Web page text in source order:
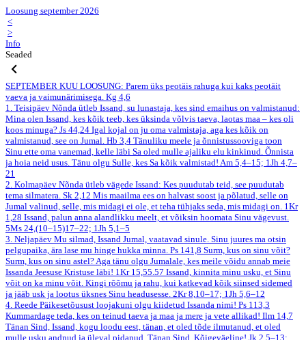
Loosung september 2026
<
>
Info
Seaded
SEPTEMBER KUU LOOSUNG: Parem üks peotäis rahuga kui kaks peotäit
vaeva ja vaimunärimisega. Kg 4,6
1. Teisipäev Nõnda ütleb Issand, su lunastaja, kes sind emaihus on valmistanud:
Mina olen Issand, kes kõik teeb, kes üksinda võlvis taeva, laotas maa – kes oli
koos minuga? Js 44,24 Igal kojal on ju oma valmistaja, aga kes kõik on
valmistanud, see on Jumal. Hb 3,4 Tänuliku meele ja õnnistussooviga toon
Sinu ette oma vanemad, kelle läbi Sa oled mulle ajaliku elu kinkinud. Õnnista
ja hoia neid usus. Tänu olgu Sulle, kes Sa kõik valmistad! Am 5,4–15; 1Jh 4,7–
21
2. Kolmapäev Nõnda ütleb vägede Issand: Kes puudutab teid, see puudutab
tema silmatera. Sk 2,12 Mis maailma ees on halvast soost ja põlatud, selle on
Jumal valinud, selle, mis midagi ei ole, et teha tühjaks seda, mis midagi on. 1Kr
1,28 Issand, palun anna alandlikku meelt, et võiksin hoomata Sinu vägevust.
5Ms 24,(10–15)17–22; 1Jh 5,1–5
3. Neljapäev Mu silmad, Issand Jumal, vaatavad sinule. Sinu juures ma otsin
pelgupaika, ära lase mu hinge hukka minna. Ps 141,8 Surm, kus on sinu võit?
Surm, kus on sinu astel? Aga tänu olgu Jumalale, kes meile võidu annab meie
Issanda Jeesuse Kristuse läbi! 1Kr 15,55.57 Issand, kinnita minu usku, et Sinu
võit on ka minu võit. Kingi rõõmu ja rahu, kui katkevad kõik siinsed sidemed
ja jääb usk ja lootus üksnes Sinu headusesse. 2Kr 8,10–17; 1Jh 5,6–12
4. Reede Päikesetõusust loojakuni olgu kiidetud Issanda nimi! Ps 113,3
Kummardage teda, kes on teinud taeva ja maa ja mere ja vete allikad! Ilm 14,7
Tänan Sind, Issand, kogu loodu eest, tänan, et oled tõde ilmutanud, et oled
mulle usku andnud ja üleval pidanud. Tänan Sind, Kõigeväeline! Jk 2,5–13;